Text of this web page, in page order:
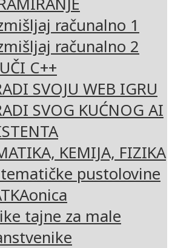
računalno 1
računalno 2
C++
SVOJU WEB IGRU
SVOG KUĆNOG AI
KEMIJA, FIZIKA
pustolovine
tajne za male